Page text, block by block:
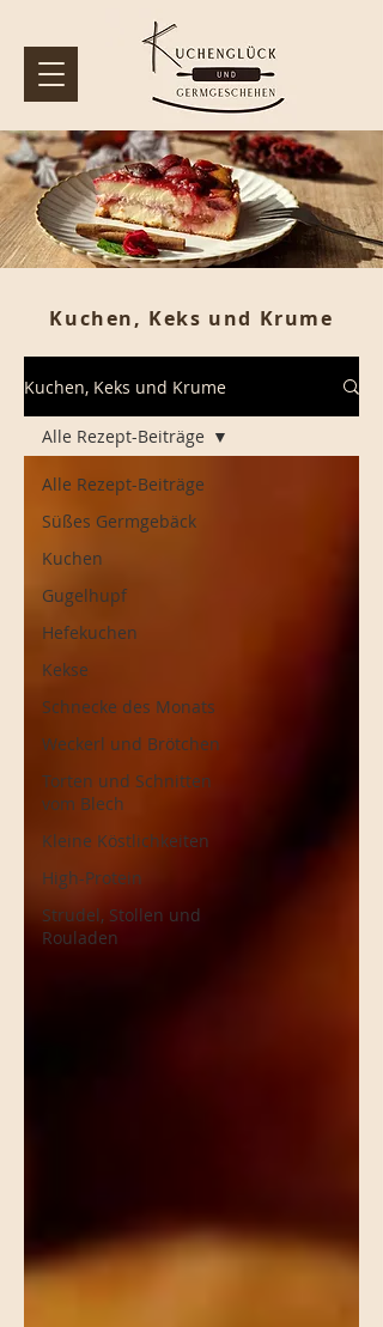
Kuchen, Keks und Krume
Kuchen, Keks und Krume
Alle Rezept-Beiträge
Süßes Germgebäck
Kuchen
Gugelhupf
Hefekuchen
Kekse
Schnecke des Monats
Weckerl und Brötchen
Torten und Schnitten
vom Blech
Kleine Köstlichkeiten
High-Protein
Strudel, Stollen und
Rouladen
Alle Rezept-Beiträge